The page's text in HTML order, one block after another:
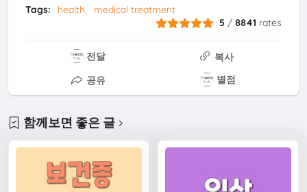
Tags: health
medical treatment
5 / 8841 rates
전달
복사
공유
별점
함께보면 좋은 글